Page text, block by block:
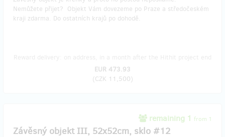
Nemůžete přijet? Objekt Vám dovezeme po Praze a středočeském
kraji zdarma. Do ostatních krajů po dohodě.
EUR 473.93
(CZK 11,500)
remaining 1 from 1
Závěsný objekt III, 52x52cm, sklo #12